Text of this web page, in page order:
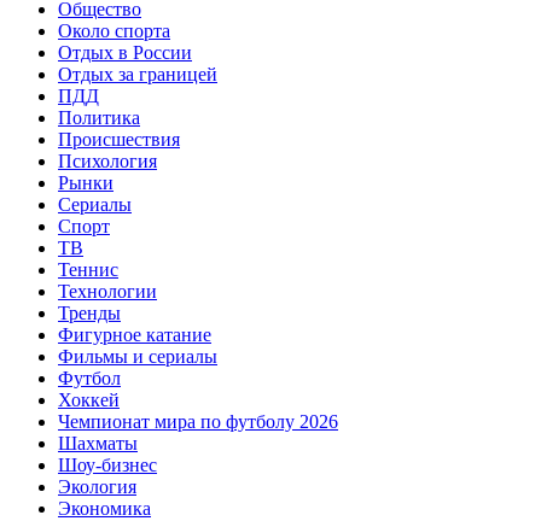
Общество
Около спорта
Отдых в России
Отдых за границей
ПДД
Политика
Происшествия
Психология
Рынки
Сериалы
Спорт
ТВ
Теннис
Технологии
Тренды
Фигурное катание
Фильмы и сериалы
Футбол
Хоккей
Чемпионат мира по футболу 2026
Шахматы
Шоу-бизнес
Экология
Экономика